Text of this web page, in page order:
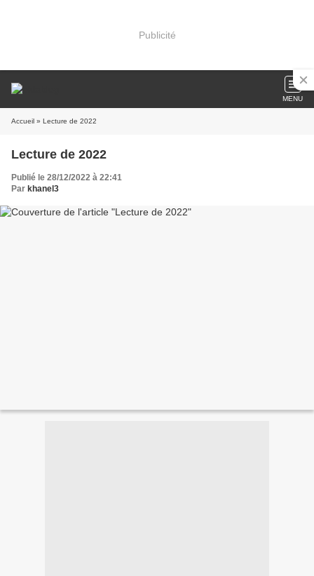
Publicité
MENU
Accueil » Lecture de 2022
Lecture de 2022
Publié le 28/12/2022 à 22:41
Par khanel3